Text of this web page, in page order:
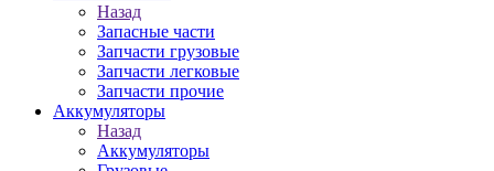
Назад
Запасные части
Запчасти грузовые
Запчасти легковые
Запчасти прочие
Аккумуляторы
Назад
Аккумуляторы